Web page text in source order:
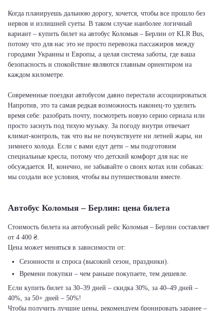
Когда планируешь дальнюю дорогу, хочется, чтобы все прошло без
нервов и излишней суеты. В таком случае наиболее логичный
вариант – купить билет на автобус Коломыя – Берлин от KLR Bus,
потому что для нас это не просто перевозка пассажиров между
городами Украины и Европы, а целая система заботы, где ваша
безопасность и спокойствие являются главным ориентиром на
каждом километре.
Современные поездки автобусом давно перестали ассоциироваться.
Напротив, это та самая редкая возможность наконец-то уделить
время себе: разобрать почту, посмотреть новую серию сериала или
просто заснуть под тихую музыку. За погоду внутри отвечает
климат-контроль, так что вы не почувствуете ни летней жары, ни
зимнего холода. Если с вами едут дети – мы подготовим
специальные кресла, потому что детский комфорт для нас не
обсуждается. И, конечно, не забывайте о своих котах или собаках:
мы создали все условия, чтобы вы путешествовали вместе.
Автобус Коломыя – Берлин: цена билета
Стоимость билета на автобусный рейс Коломыя – Берлин составляет
от 4 400 ₴.
Цена может меняться в зависимости от:
Сезонности и спроса (высокий сезон, праздники).
Времени покупки – чем раньше покупаете, тем дешевле.
Если купить билет за 30–39 дней – скидка 30%, за 40–49 дней –
40%, за 50+ дней – 50%!
Чтобы получить лучшие цены, рекомендуем бронировать заранее –